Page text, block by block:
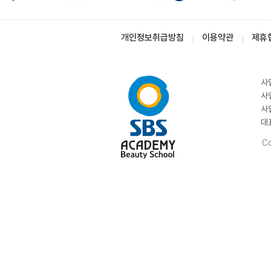
개인정보취급방침 이용약관 제휴
사
사
사
대